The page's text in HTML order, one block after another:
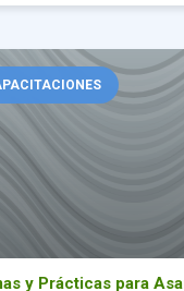
y Prácticas para
y Prácticas para